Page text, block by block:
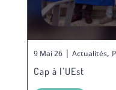
9 Mai 26| Actualités,
Cap à l’UEst